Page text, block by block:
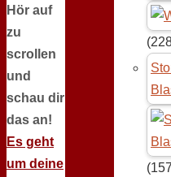
Hör auf
zu
scrollen
und
schau dir
das an!
Es geht
um deine